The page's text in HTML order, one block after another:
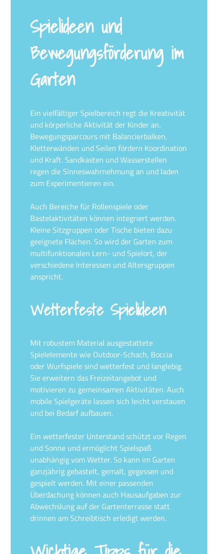
Spielideen und
Bewegungsförderung im
Garten
Ein vielfältiger Spielbereich regt die Kreativität
und körperliche Aktivität der Kinder an.
Bewegungsparcours mit Balancierbalken,
Kletterwänden und Seilen fördern Koordination
und Kraft. Sandkasten und Wasserstellen
regen die Sinneswahrnehmung an und laden
zum Experimentieren ein.
Auch Bereiche für Rollenspiele oder
Bastelaktivitäten können integriert werden.
Kleine Sitzgruppen oder Tische bieten dazu
geeignete Flächen. So wird der Garten zum
multifunktionalen Lern- und Spielort, der
verschiedene Interessen und Altersgruppen
anspricht.
Wetterfeste Spielideen
Mit robustem Material ausgestattete
Spielelemente wie Outdoor-Schach, Boccia
oder Wurfspiele sind wetterfest und langlebig.
Sie erweitern das Freizeitangebot und
motivieren zu gemeinsamen Aktivitäten. Auch
mobile Spielgeräte lassen sich leicht verstauen
und bei Bedarf aufbauen.
Ein wetterfester Unterstand schützt vor Regen
und Sonne und ermöglicht Spielspaß
unabhängig vom Wetter. So kann im Garten
ganzjährig gebastelt, gemalt, gegessen und
gespielt werden. Mit einer passenden
Überdachung können auch Hausaufgaben zur
Abwechslung auf der Gartenterrasse statt
drinnen am Schreibtisch erledigt werden.